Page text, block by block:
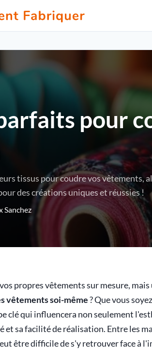
pour
tissus pour coudre vos vêtements,
des créations uniques et réussies !
Sanchez
propres vêtements sur mesure,
vêtements soi-même? Que vous
clé qui influencera non seulement
et sa facilité de réalisation. Entre les
être difficile de s'y retrouver face à